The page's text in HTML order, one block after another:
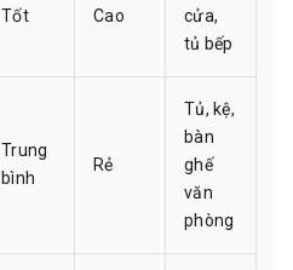
Tốt Cao
cửa,
tủ bếp
Trung
bình
Rẻ
Tủ, kệ,
bàn
ghế
văn
phòng